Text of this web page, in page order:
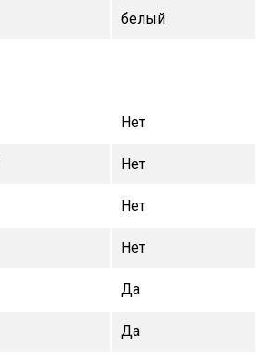
белый
Нет
Нет
Нет
Нет
Да
Да